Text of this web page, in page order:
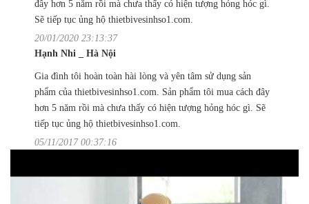
đây hơn 5 năm rồi mà chưa thấy có hiện tượng hỏng hóc gì.
Sẽ tiếp tục ủng hộ thietbivesinhso1.com.
20/01/2020 23:13:37
Hạnh Nhi _ Hà Nội
Gia đình tôi hoàn toàn hài lòng và yên tâm sử dụng sản
phẩm của thietbivesinhso1.com. Sản phẩm tôi mua cách đây
hơn 5 năm rồi mà chưa thấy có hiện tượng hỏng hóc gì. Sẽ
tiếp tục ủng hộ thietbivesinhso1.com.
05/11/2017 00:37:16